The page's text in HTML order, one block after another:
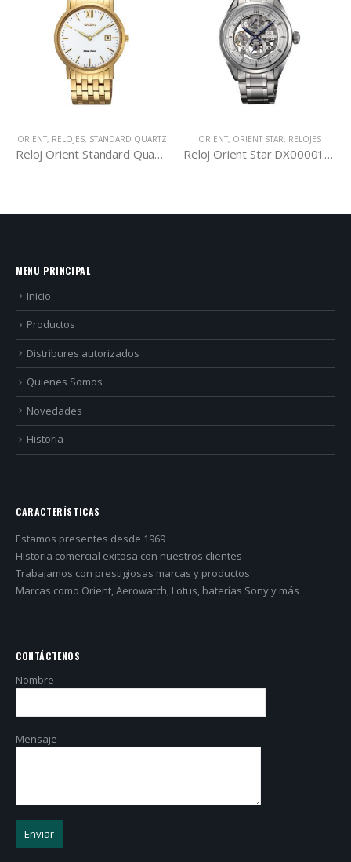
ORIENT, RELOJES, STANDARD QUARTZ
Reloj Orient Standard Quartz GW00001W
ORIENT, ORIENT STAR, RELOJES
Reloj Orient Star DX00001W
MENU PRINCIPAL
Inicio
Productos
Distribures autorizados
Quienes Somos
Novedades
Historia
CARACTERÍSTICAS
Estamos presentes desde 1969
Historia comercial exitosa con nuestros clientes
Trabajamos con prestigiosas marcas y productos
Marcas como Orient, Aerowatch, Lotus, baterías Sony y más
CONTÁCTENOS
Nombre
Mensaje